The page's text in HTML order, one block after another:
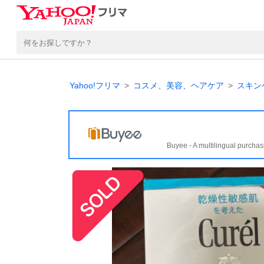
Yahoo!フリマ コスメ、美容、ヘアケア スキ
Buyee - A multilingual